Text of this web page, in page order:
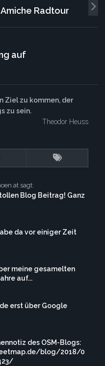
Radtour
auf
Ziel zu kommen, der
zu sein.
Theodor Heuss
sagt:
Blog Beitrag! Ganz
da vor einiger Zeit
meine gesamelten
auf...
erst über Google
des OSM-Blogs:
blog/2018/0